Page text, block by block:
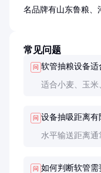
名品牌有山东鲁粮、
常见问题
问 软管抽粮设备适
适合小麦、玉
问 设备抽吸距离有
水平输送距离通
问 如何判断软管需